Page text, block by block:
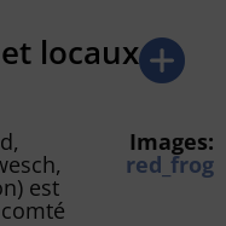
locaux
est
Images:
red_frog